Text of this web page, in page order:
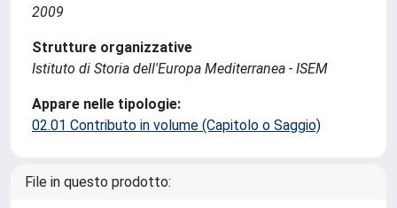
2009
Strutture organizzative
Istituto di Storia dell'Europa Mediterranea - ISEM
Appare nelle tipologie:
02.01 Contributo in volume (Capitolo o Saggio)
File in questo prodotto: